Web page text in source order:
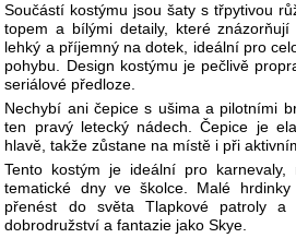
Součástí kostýmu jsou šaty s třpytivou
topem a bílými detaily, které
lehký a příjemný na dotek, ideální pro
pohybu. Design kostýmu je pečlivě
seriálové předloze.
Nechybí ani čepice s ušima a pilotními
ten pravý letecký nádech. Čepice je
hlavě, takže zůstane na místě i při
Tento kostým je ideální pro karnevaly,
tematické dny ve školce. Malé
přenést do světa Tlapkové patroly
dobrodružství a fantazie jako Skye.